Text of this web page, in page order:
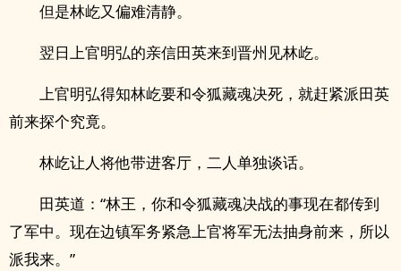
但是林屹又偏难清静。
翌日上官明弘的亲信田英来到晋州见林屹。
上官明弘得知林屹要和令狐藏魂决死，就赶紧派田英
前来探个究竟。
林屹让人将他带进客厅，二人单独谈话。
田英道：“林王，你和令狐藏魂决战的事现在都传到
了军中。现在边镇军务紧急上官将军无法抽身前来，所以
派我来。”